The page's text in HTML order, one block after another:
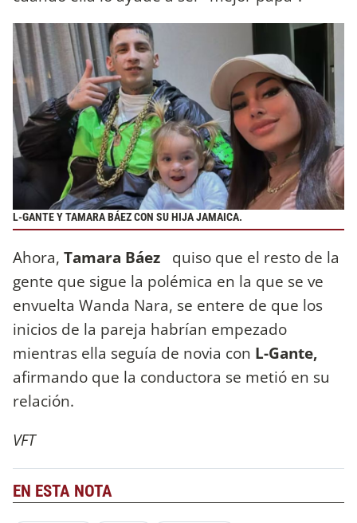
L-GANTE Y TAMARA BÁEZ CON SU HIJA JAMAICA.
Ahora, Tamara Báez quiso que el resto de la
gente que sigue la polémica en la que se ve
envuelta Wanda Nara, se entere de que los
inicios de la pareja habrían empezado
mientras ella seguía de novia con L-Gante,
afirmando que la conductora se metió en su
relación.
VFT
EN ESTA NOTA